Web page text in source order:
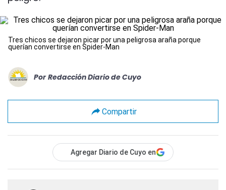
Tres chicos se dejaron picar por una peligrosa araña porque
querían convertirse en Spider-Man
Por Redacción Diario de Cuyo
Compartir
Agregar Diario de Cuyo en